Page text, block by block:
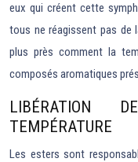
eux qui créent cette
tous ne réagissent pas de
plus près comment la
composés aromatiques
LIBÉRATION
TEMPÉRATURE
Les esters sont